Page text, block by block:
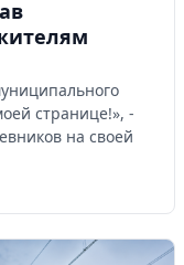
странице!», -
на своей